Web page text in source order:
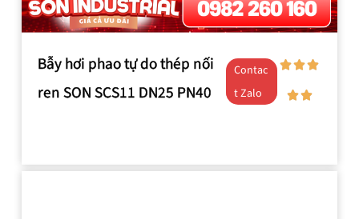
Bẫy hơi phao tự do thép nối
ren SON SCS11 DN25 PN40
Contac
t Zalo